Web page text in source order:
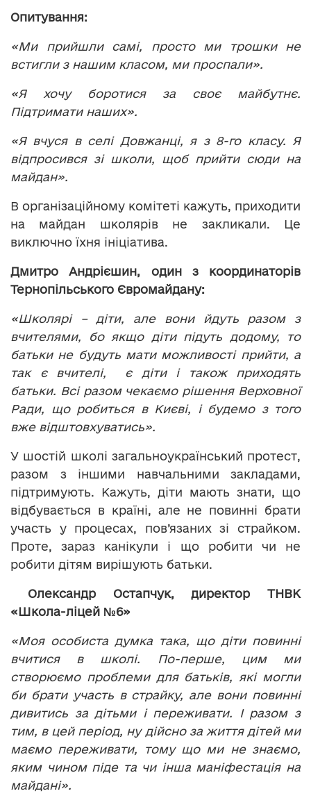
Опитування:
«Ми прийшли самі, просто ми трошки не
встигли з нашим класом, ми проспали».
«Я хочу боротися за своє майбутнє.
Підтримати наших».
«Я вчуся в селі Довжанці, я з 8-го класу. Я
відпросився зі школи, щоб прийти сюди на
майдан».
В організаційному комітеті кажуть, приходити
на майдан школярів не закликали. Це
виключно їхня ініціатива.
Дмитро Андрієшин, один з координаторів
Тернопільського Євромайдану:
«Школярі – діти, але вони йдуть разом з
вчителями, бо якщо діти підуть додому, то
батьки не будуть мати можливості прийти, а
так є вчителі, є діти і також приходять
батьки. Всі разом чекаємо рішення Верховної
Ради, що робиться в Києві, і будемо з того
вже відштовхуватись».
У шостій школі загальноукраїнський протест,
разом з іншими навчальними закладами,
підтримують. Кажуть, діти мають знати, що
відбувається в країні, але не повинні брати
участь у процесах, пов’язаних зі страйком.
Проте, зараз канікули і що робити чи не
робити дітям вирішують батьки.
Олександр Остапчук, директор ТНВК
«Школа-ліцей №6»
«Моя особиста думка така, що діти повинні
вчитися в школі. По-перше, цим ми
створюємо проблеми для батьків, які могли
би брати участь в страйку, але вони повинні
дивитись за дітьми і переживати. І разом з
тим, в цей період, ну дійсно за життя дітей ми
маємо переживати, тому що ми не знаємо,
яким чином піде та чи інша маніфестація на
майдані».